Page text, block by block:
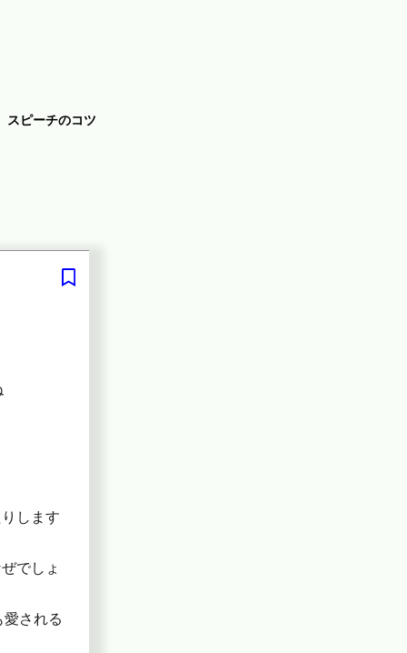
スピーチのコツ
します
でしょ
される